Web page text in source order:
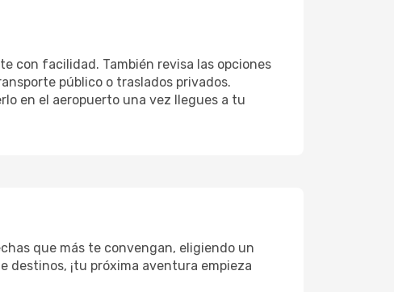
con facilidad. También revisa las opciones
público o traslados privados.
en el aeropuerto una vez llegues a tu
que más te convengan, eligiendo un
destinos, ¡tu próxima aventura empieza